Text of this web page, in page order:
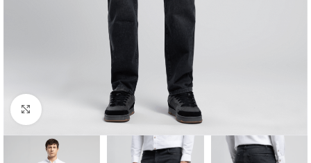
Click to enlarge